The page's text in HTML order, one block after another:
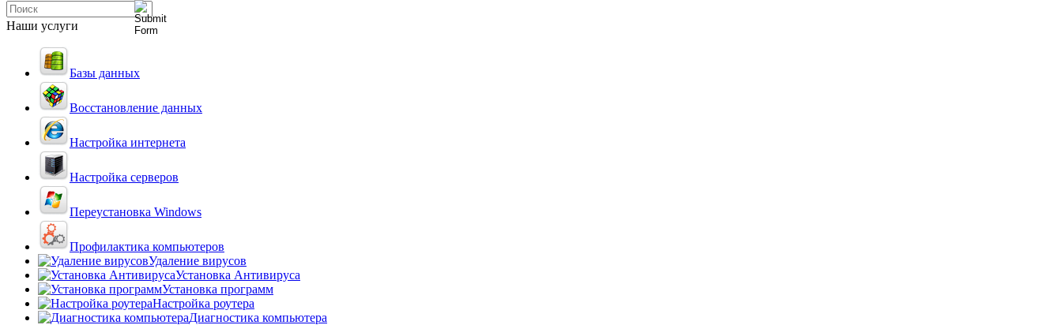
Наши услуги
Базы данных
Восстановление данных
Настройка интернета
Настройка серверов
Переустановка Windows
Профилактика компьютеров
Удаление вирусов
Установка Антивируса
Установка программ
Настройка роутера
Диагностика компьютера